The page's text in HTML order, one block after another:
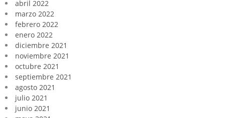
abril 2022
marzo 2022
febrero 2022
enero 2022
diciembre 2021
noviembre 2021
octubre 2021
septiembre 2021
agosto 2021
julio 2021
junio 2021